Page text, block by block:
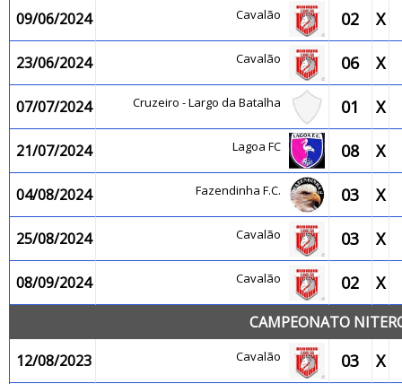
09/06/2024
Cavalão 02 X
23/06/2024 Cavalão 06 X
07/07/2024 Cruzeiro - Largo da Batalha 01 X
21/07/2024 Lagoa FC 08 X
04/08/2024 Fazendinha F.C. 03 X
25/08/2024 Cavalão 03 X
08/09/2024 Cavalão 02 X
CAMPEONATO
12/08/2023
Cavalão 03 X